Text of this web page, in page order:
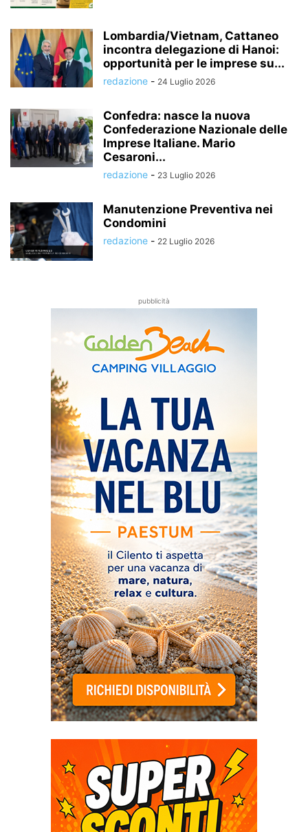
Lombardia/Vietnam, Cattaneo
incontra delegazione di Hanoi:
opportunità per le imprese su...
redazione - 24 Luglio 2026
Confedra: nasce la nuova
Confederazione Nazionale delle
Imprese Italiane. Mario
Cesaroni...
redazione - 23 Luglio 2026
Manutenzione Preventiva nei
Condomini
redazione - 22 Luglio 2026
pubblicità